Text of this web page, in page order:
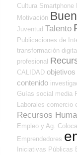
Cultura Smartphone
Motivación
Juventud Talento
Publicaciones de
transformación digital
profesional
CALIDAD objetivos
contenido
Guías social media
Laborales comercio
Recursos
Empleo y Ag.
Emprendedores
Iniciativas Públicas